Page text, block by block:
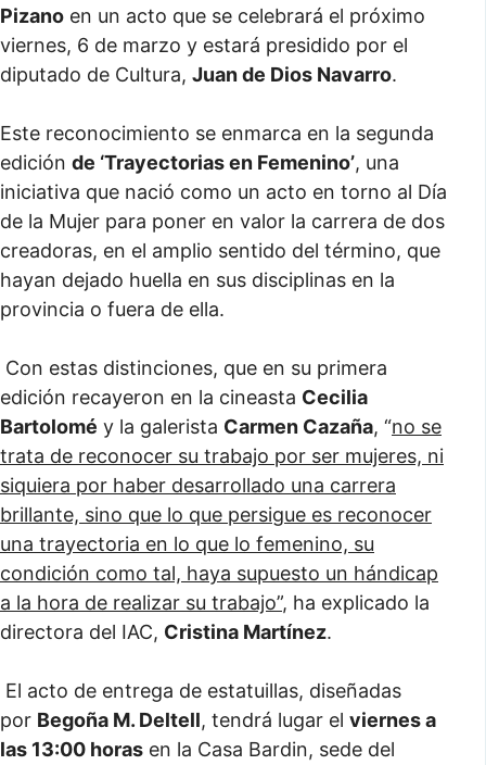
Pizano en un acto que se celebrará el próximo
viernes, 6 de marzo y estará presidido por el
diputado de Cultura, Juan de Dios Navarro.
Este reconocimiento se enmarca en la segunda
edición de ‘Trayectorias en Femenino’, una
iniciativa que nació como un acto en torno al Día
de la Mujer para poner en valor la carrera de dos
creadoras, en el amplio sentido del término, que
hayan dejado huella en sus disciplinas en la
provincia o fuera de ella.
Con estas distinciones, que en su primera
edición recayeron en la cineasta Cecilia
Bartolomé y la galerista Carmen Cazaña, “no se
trata de reconocer su trabajo por ser mujeres, ni
siquiera por haber desarrollado una carrera
brillante, sino que lo que persigue es reconocer
una trayectoria en lo que lo femenino, su
condición como tal, haya supuesto un hándicap
a la hora de realizar su trabajo”, ha explicado la
directora del IAC, Cristina Martínez.
El acto de entrega de estatuillas, diseñadas
por Begoña M. Deltell, tendrá lugar el viernes a
las 13:00 horas en la Casa Bardin, sede del